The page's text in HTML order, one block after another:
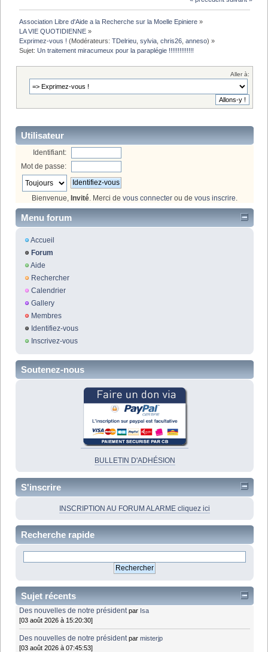
Association Libre d'Aide a la Recherche sur la Moelle Epiniere »
LA VIE QUOTIDIENNE »
Exprimez-vous ! (Modérateurs:TDelrieu ,sylvia ,chris26 ,anneso) »
Sujet:Un traitement miracumeux pour la paraplégie !!!!!!!!!!!!!!
Aller à:
Utilisateur
Identifiant:
Mot de passe:
Bienvenue, Invité. Merci de vous connecter ou de vous inscrire.
Menu forum
Accueil
Forum
Aide
Rechercher
Calendrier
Gallery
Membres
Identifiez-vous
Inscrivez-vous
Soutenez-nous
BULLETIN D'ADHÉSION
S'inscrire
INSCRIPTION AU FORUM ALARME cliquez ici
Recherche rapide
Sujet récents
Des nouvelles de notre président par Isa
[03 août 2026 à 15:20:30]
Des nouvelles de notre président parmisterjp
[03 août 2026 à 07:45:53]